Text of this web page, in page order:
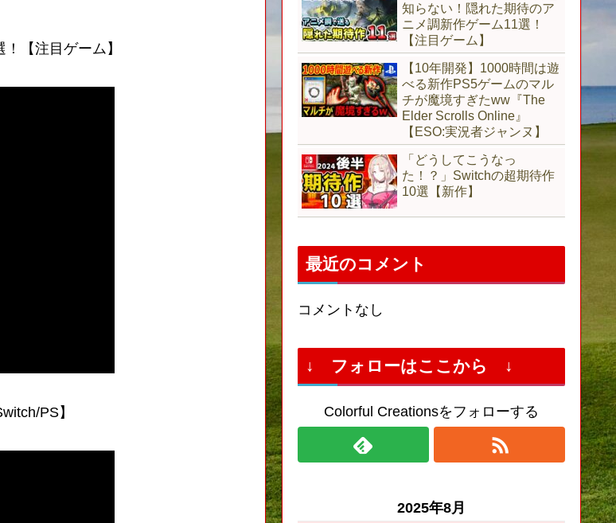
【注目ゲーム】
PS】
知らない！隠れた期待のア
ニメ調新作ゲーム11選！
【注目ゲーム】
【10年開発】1000時間は遊
べる新作PS5ゲームのマル
チが魔境すぎたww『The
Elder Scrolls Online』
【ESO:実況者ジャンヌ】
「どうしてこうなっ
た！？」Switchの超期待作
10選【新作】
最近のコメント
コメントなし
↓ フォローはここから ↓
Colorful Creationsをフォローする
2025年8月